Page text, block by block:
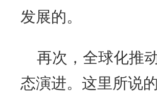
发展的。
再次，全球化推
态演进。这里所说